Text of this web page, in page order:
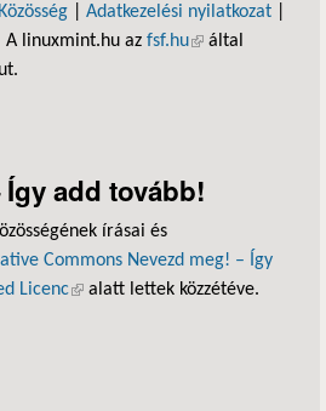
Adatkezelési nyilatkozat
A linuxmint.hu az fsf.hu(külső hivatkozás)
által
Így add tovább!
írásai és
Commons Nevezd meg! – Így
Licenc(külső hivatkozás)
alatt lettek közzétéve.